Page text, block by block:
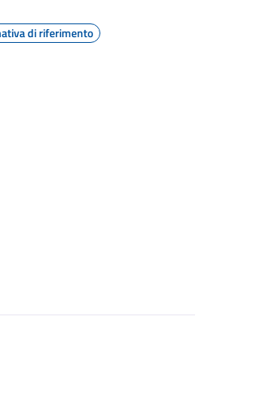
di riferimento